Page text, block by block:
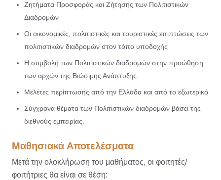
Ζητήματα Προσφοράς και Ζήτησης των Πολιτιστικών
Διαδρομών
Οι οικονομικές, πολιτιστικές και τουριστικές επιπτώσεις των
πολιτιστικών διαδρομών στον τόπο υποδοχής
Η συμβολή των Πολιτιστικών διαδρομών στην προώθηση
των αρχών της Βιώσιμης Ανάπτυξης.
Μελέτες περίπτωσης από την Ελλάδα και από το εξωτερικό
Σύγχρονα θέματα των Πολιτιστικών διαδρομών βάσει της
διεθνούς εμπειρίας.
Μαθησιακά Αποτελέσματα
Μετά την ολοκλήρωση του μαθήματος, οι φοιτητές/
φοιτήτριες θα είναι σε θέση: